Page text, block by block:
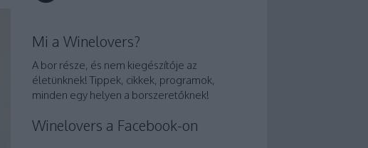
Mi a Winelovers?
A bor része, és nem kiegészítője az
életünknek! Tippek, cikkek, programok,
minden egy helyen a borszeretőknek!
Winelovers a Facebook-on